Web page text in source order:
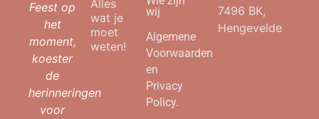
Feest op
het
moment,
koester
de
herinneringen
voor
Alles
wat je
moet
weten!
wij
Algemene
Voorwaarden
en
Privacy
Policy.
7496 BK,
Hengevelde